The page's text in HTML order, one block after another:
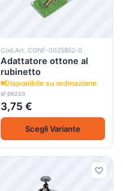
Cod.Art. CONF-0025852-0
Adattatore ottone al
rubinetto
Disponibile su ordinazione
al pezzo
3,75 €
Scegli Variante